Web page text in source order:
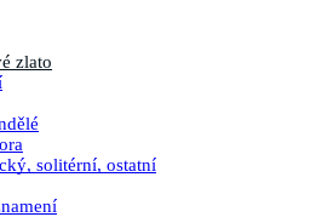
zlato
solitérní, ostatní